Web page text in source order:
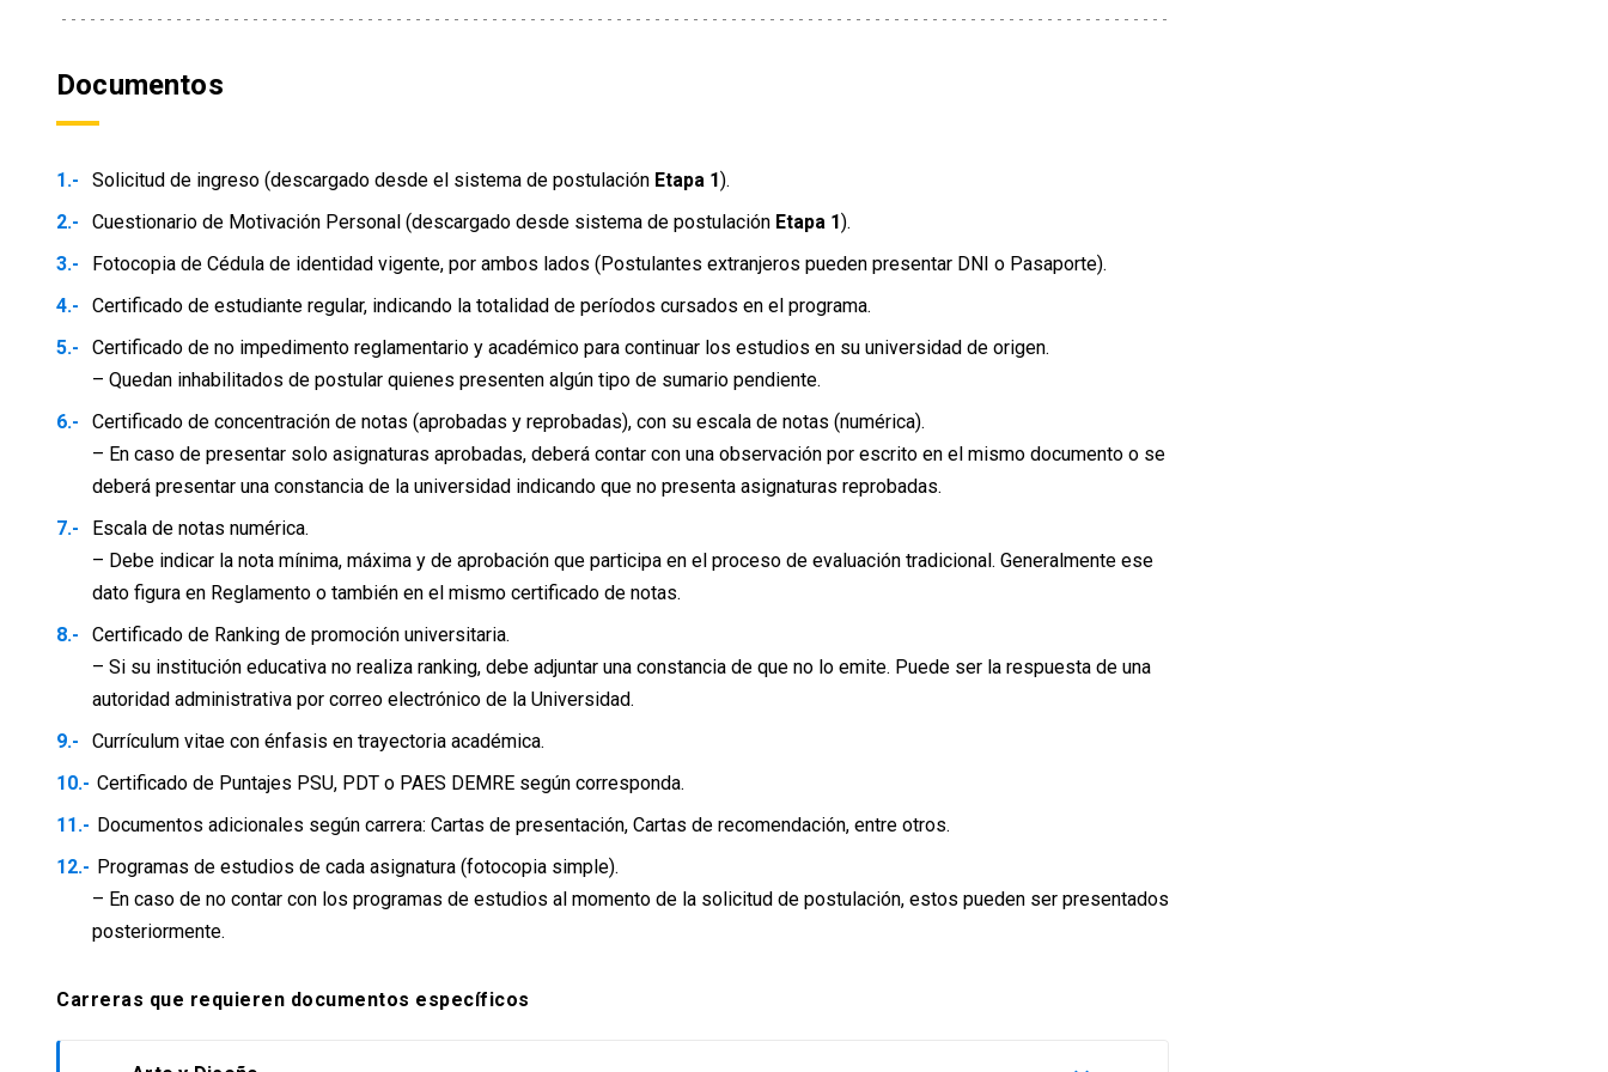
Todas las carreras de pedagogías exigen cumplir requisitos dePreadmisibilidad.
Documentos
Solicitud de ingreso (descargado desde el sistema de postulación Etapa 1).
Cuestionario de Motivación Personal (descargado desde sistema de postulación Etapa 1).
Fotocopia de Cédula de identidad vigente, por ambos lados (Postulantes extranjeros pueden presentar DNI o Pasaporte).
Certificado de estudiante regular, indicando la totalidad de períodos cursados en el programa.
Certificado de no impedimento reglamentario y académico para continuar los estudios en su universidad de origen.
– Quedan inhabilitados de postular quienes presenten algún tipo de sumario pendiente.
Certificado de concentración de notas (aprobadas y reprobadas), con su escala de notas (numérica).
– En caso de presentar solo asignaturas aprobadas, deberá contar con una observación por escrito en el mismo documento o se
deberá presentar una constancia de la universidad indicando que no presenta asignaturas reprobadas.
Escala de notas numérica.
– Debe indicar la nota mínima, máxima y de aprobación que participa en el proceso de evaluación tradicional. Generalmente ese
dato figura en Reglamento o también en el mismo certificado de notas.
Certificado de Ranking de promoción universitaria.
– Si su institución educativa no realiza ranking, debe adjuntar una constancia de que no lo emite. Puede ser la respuesta de una
autoridad administrativa por correo electrónico de la Universidad.
Currículum vitae con énfasis en trayectoria académica.
Certificado de Puntajes PSU, PDT o PAES DEMRE según corresponda.
Documentos adicionales según carrera: Cartas de presentación, Cartas de recomendación, entre otros.
Programas de estudios de cada asignatura (fotocopia simple).
– En caso de no contar con los programas de estudios al momento de la solicitud de postulación, estos pueden ser presentados
posteriormente.
Carreras que requieren documentos específicos